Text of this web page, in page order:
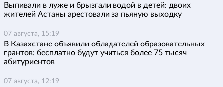
Выпивали в луже и брызгали водой в детей: двоих
жителей Астаны арестовали за пьяную выходку
07 августа, 15:19
В Казахстане объявили обладателей образовательных
грантов: бесплатно будут учиться более 75 тысяч
абитуриентов
07 августа, 12:19